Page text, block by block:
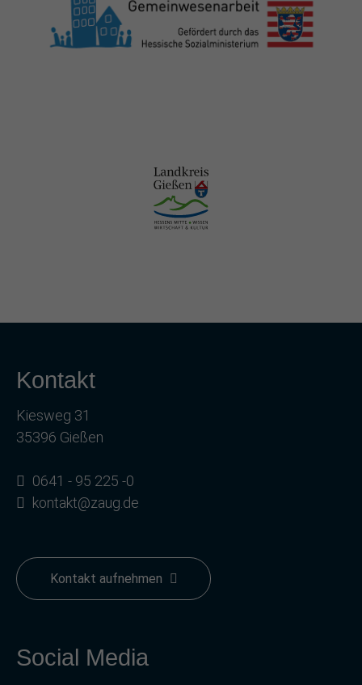
Kontakt
Kiesweg 31
35396 Gießen
0641 - 95 225 -0
kontakt@zaug.de
Kontakt aufnehmen
Social Media